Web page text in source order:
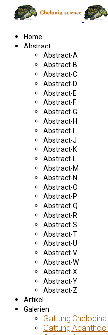
Home
Abstract
Abstract-A
Abstract-B
Abstract-C
Abstract-D
Abstract-E
Abstract-F
Abstract-G
Abstract-H
Abstract-I
Abstract-J
Abstract-K
Abstract-L
Abstract-M
Abstract-N
Abstract-O
Abstract-P
Abstract-Q
Abstract-R
Abstract-S
Abstract-T
Abstract-U
Abstract-V
Abstract-W
Abstract-X
Abstract-Y
Abstract-Z
Artikel
Galerien
Gattung
Gattung